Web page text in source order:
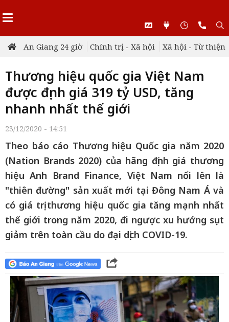
An Giang 24 giờ Chính trị - Xã hội Xã hội - Từ thiện
Thương hiệu quốc gia Việt Nam
được định giá 319 tỷ USD, tăng
nhanh nhất thế giới
23/12/2020 - 14:51
Theo báo cáo Thương hiệu Quốc gia năm 2020
(Nation Brands 2020) của hãng định giá thương
hiệu Anh Brand Finance, Việt Nam nổi lên là
"thiên đường" sản xuất mới tại Đông Nam Á và
có giá trị thương hiệu quốc gia tăng mạnh nhất
thế giới trong năm 2020, đi ngược xu hướng sụt
giảm trên toàn cầu do đại dịch COVID-19.